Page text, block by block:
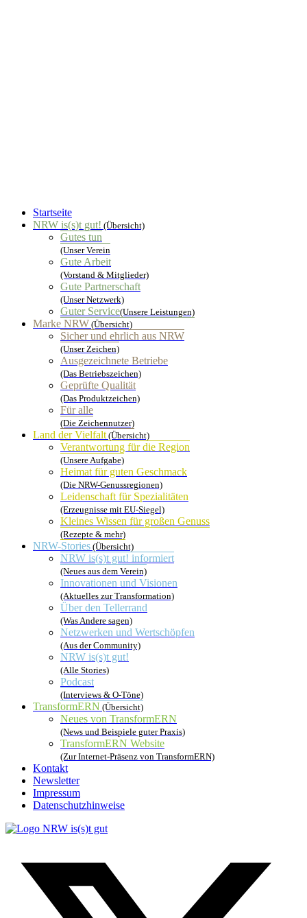
Startseite
NRW is(s)t gut! (Übersicht)
Gutes tun
(Unser Verein
Gute Arbeit
(Vorstand & Mitglieder)
Gute Partnerschaft
(Unser Netzwerk)
Guter Service(Unsere Leistungen)
Marke NRW (Übersicht)
Sicher und ehrlich aus NRW
(Unser Zeichen)
Ausgezeichnete Betriebe
(Das Betriebszeichen)
Geprüfte Qualität
(Das Produktzeichen)
Für alle
(Die Zeichennutzer)
Land der Vielfalt(Übersicht)
Verantwortung für die Region
(Unsere Aufgabe)
Heimat für guten Geschmack
(Die NRW-Genussregionen)
Leidenschaft für Spezialitäten
(Erzeugnisse mit EU-Siegel)
Kleines Wissen für großen Genuss
(Rezepte & mehr)
NRW-Stories (Übersicht)
NRW is(s)t gut! informiert
(Neues aus dem Verein)
Innovationen und Visionen
(Aktuelles zur Transformation)
Über den Tellerrand
(Was Andere sagen)
Netzwerken und Wertschöpfen
(Aus der Community)
NRW is(s)t gut!
(Alle Stories)
Podcast
(Interviews & O-Töne)
TransformERN (Übersicht)
Neues von TransformERN
(News und Beispiele guter Praxis)
TransformERN Website
(Zur Internet-Präsenz von TransformERN)
Kontakt
Newsletter
Impressum
Datenschutzhinweise